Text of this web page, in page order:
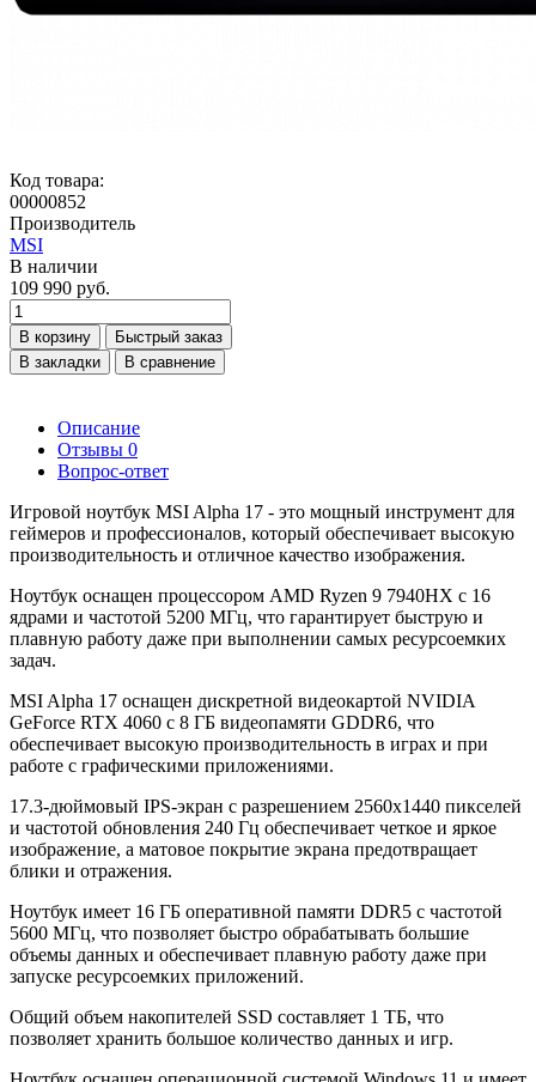
Код товара:
00000852
Производитель
MSI
В наличии
109 990 руб.
В корзину
Быстрый заказ
В закладки
В сравнение
Описание
Отзывы 0
Вопрос-ответ
Игровой ноутбук MSI Alpha 17 - это мощный инструмент для
геймеров и профессионалов, который обеспечивает высокую
производительность и отличное качество изображения.
Ноутбук оснащен процессором AMD Ryzen 9 7940HX с 16
ядрами и частотой 5200 МГц, что гарантирует быструю и
плавную работу даже при выполнении самых ресурсоемких
задач.
MSI Alpha 17 оснащен дискретной видеокартой NVIDIA
GeForce RTX 4060 с 8 ГБ видеопамяти GDDR6, что
обеспечивает высокую производительность в играх и при
работе с графическими приложениями.
17.3-дюймовый IPS-экран с разрешением 2560x1440 пикселей
и частотой обновления 240 Гц обеспечивает четкое и яркое
изображение, а матовое покрытие экрана предотвращает
блики и отражения.
Ноутбук имеет 16 ГБ оперативной памяти DDR5 с частотой
5600 МГц, что позволяет быстро обрабатывать большие
объемы данных и обеспечивает плавную работу даже при
запуске ресурсоемких приложений.
Общий объем накопителей SSD составляет 1 ТБ, что
позволяет хранить большое количество данных и игр.